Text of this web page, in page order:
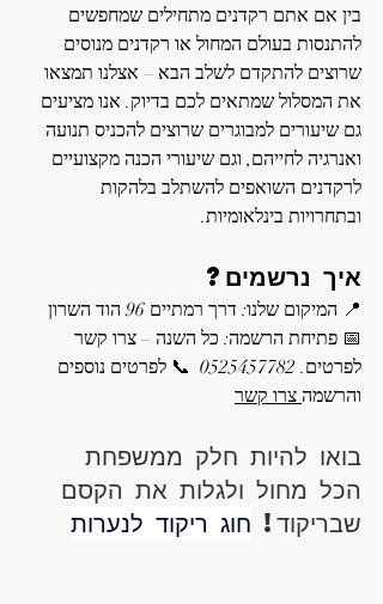
בין אם אתם רקדנים מתחילים שמחפשים
להתנסות בעולם המחול או רקדנים מנוסים
שרוצים להתקדם לשלב הבא – אצלנו תמצאו
את המסלול שמתאים לכם בדיוק. אנו מציעים
גם שיעורים למבוגרים שרוצים להכניס תנועה
ואנרגיה לחייהם, וגם שיעורי הכנה מקצועיים
לרקדנים השואפים להשתלב בלהקות
ובתחרויות בינלאומיות.
איך נרשמים?
📍 המיקום שלנו: דרך רמתיים 96 הוד השרון
📅 פתיחת הרשמה: כל השנה – צרו קשר
לפרטים. 0525457782  📞 לפרטים נוספים
והרשמה צרו קשר
בואו להיות חלק ממשפחת
הכל מחול ולגלות את הקסם
שבריקוד! חוג ריקוד לנערות